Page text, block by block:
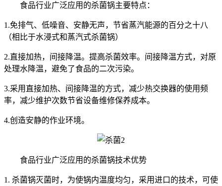
食品行业广泛应用的杀菌锅主要特点：
1.免排气、低噪音、安静无声，节省蒸汽能源的百分之十八
（相比于水浸式和蒸汽式杀菌锅）
2.直接加热，间接降温。提高杀菌效率。间接降温方式，对原
处理水降温，避免了食品的二次污染。
3.采用直接加热、间接降温的方式，减少热交换器的使用频
率，减少维护次数节省设备维修保养成本。
4.创造安静的作业环境。
食品行业广泛应用的杀菌锅技术优势
1. 杀菌锅灭菌时，为使锅内温度均匀，采用进口的技术，可使